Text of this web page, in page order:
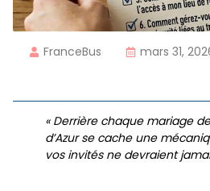
FranceBus mars 31,
« Derrière chaque mariage
d’Azur se cache une
vos invités ne devraient